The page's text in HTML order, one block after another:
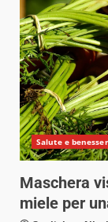
Salute e
Maschera
miele per